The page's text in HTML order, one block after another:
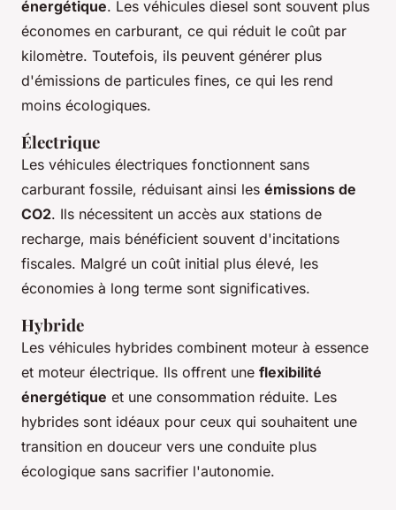
énergétique. Les véhicules diesel sont souvent plus
économes en carburant, ce qui réduit le coût par
kilomètre. Toutefois, ils peuvent générer plus
d'émissions de particules fines, ce qui les rend
moins écologiques.
Électrique
Les véhicules électriques fonctionnent sans
carburant fossile, réduisant ainsi les émissions de
CO2. Ils nécessitent un accès aux stations de
recharge, mais bénéficient souvent d'incitations
fiscales. Malgré un coût initial plus élevé, les
économies à long terme sont significatives.
Hybride
Les véhicules hybrides combinent moteur à essence
et moteur électrique. Ils offrent une flexibilité
énergétique et une consommation réduite. Les
hybrides sont idéaux pour ceux qui souhaitent une
transition en douceur vers une conduite plus
écologique sans sacrifier l'autonomie.